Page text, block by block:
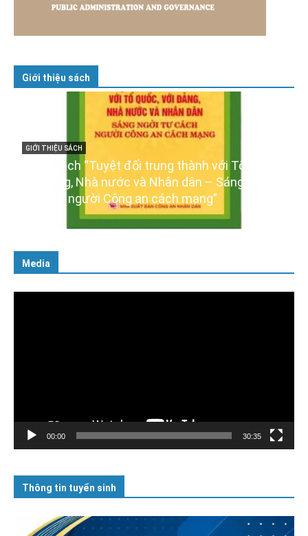
Giới thiệu sách
GIỚI THIỆU SÁCH
Ra mắt ba cuốn
XIV của Đảng
16/01/2026
đối trung thành với Tổ quốc,
và Nhân dân – Sáng ngời
an cách mạng”
Media
00:00 30:35
Thông tin tuyển sinh